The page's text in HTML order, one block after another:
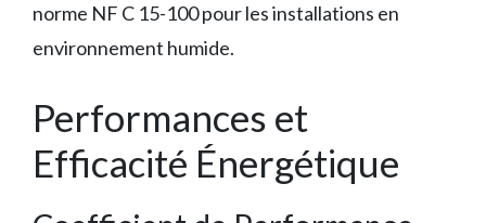
norme NF C 15-100 pour les installations en
environnement humide.
Performances et
Efficacité Énergétique